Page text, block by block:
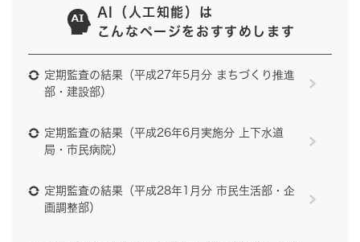
AI（人工知能）は
こんなページをおすすめします
定期監査の結果（平成27年5月分 まちづくり推進
部・建設部）
定期監査の結果（平成26年6月実施分 上下水道
局・市民病院）
定期監査の結果（平成28年1月分 市民生活部・企
画調整部）